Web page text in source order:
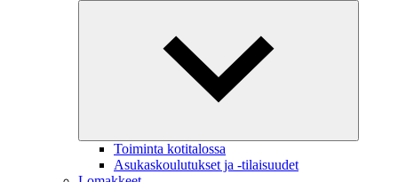
Toiminta kotitalossa
Asukaskoulutukset ja -tilaisuudet